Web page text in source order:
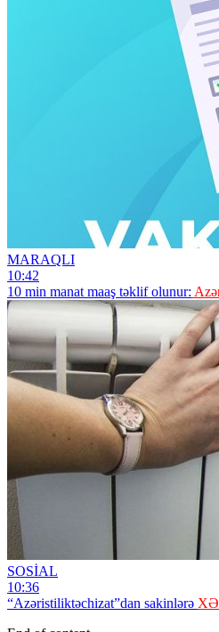
MARAQLI
10:42
10 min manat maaş təklif olunur:
SOSİAL
10:36
“Azəristiliktəchizat”dan sakinlərə